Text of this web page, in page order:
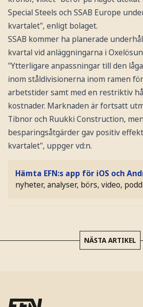
Special Steels och SSAB Europe
kvartalet", enligt bolaget.
SSAB kommer ha planerade
kvartal vid anläggningarna i
"Ytterligare anpassningar till den
inom ståldivisionerna inom ramen
arbetstider samt med en restriktiv
kostnader. Marknaden är fortsatt
Tibnor och Ruukki Construction,
besparingsåtgärder gav positiv
kvartalet", uppger vd:n.
Hämta EFN:s app för iOS och
nyheter, analyser, börs, video, podd
NÄSTA ARTIKEL